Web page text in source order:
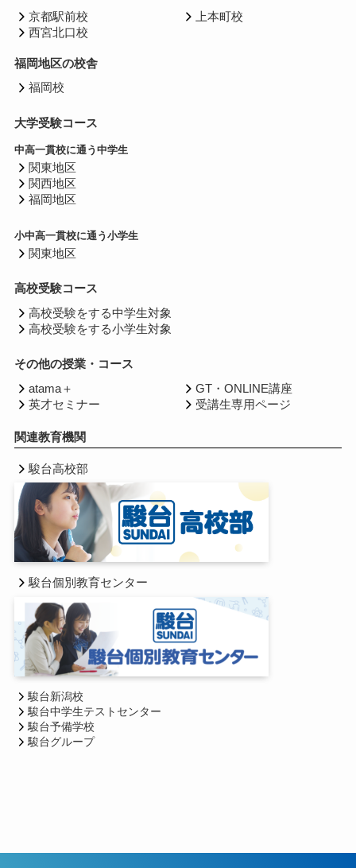
京都駅前校
西宮北口校
上本町校
福岡地区の校舎
福岡校
大学受験コース
中高一貫校に通う中学生
関東地区
関西地区
福岡地区
小中高一貫校に通う小学生
関東地区
高校受験コース
高校受験をする中学生対象
高校受験をする小学生対象
その他の授業・コース
atama＋
英才セミナー
GT・ONLINE講座
受講生専用ページ
関連教育機関
駿台高校部
駿台個別教育センター
駿台新潟校
駿台中学生テストセンター
駿台予備学校
駿台グループ